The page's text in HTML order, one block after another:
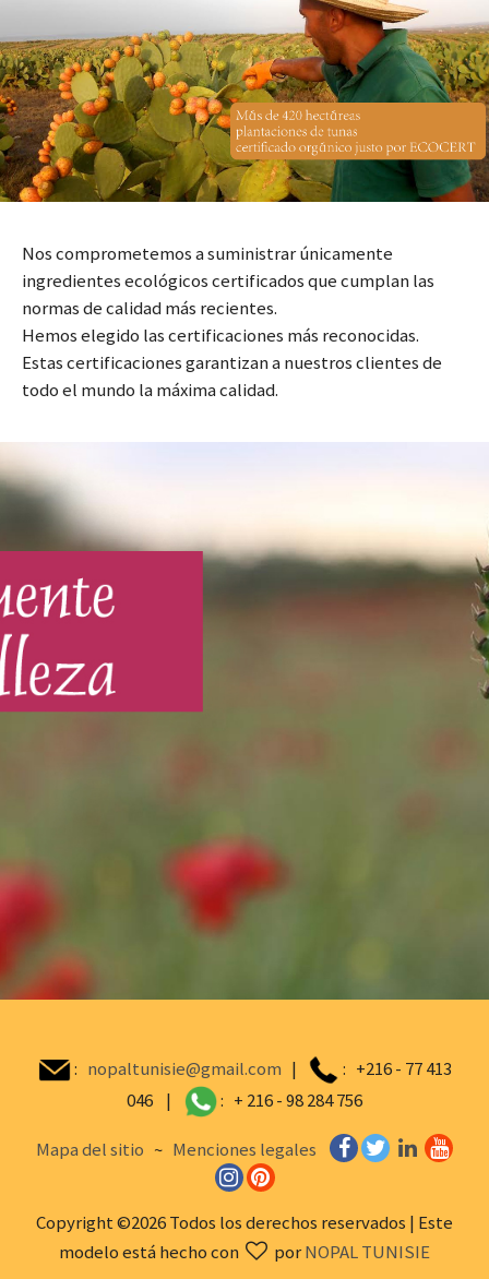
Nos comprometemos a suministrar únicamente
ingredientes ecológicos certificados que cumplan las
normas de calidad más recientes.
Hemos elegido las certificaciones más reconocidas.
Estas certificaciones garantizan a nuestros clientes de
todo el mundo la máxima calidad.
: nopaltunisie@gmail.com |
: +216 - 77 413
046 |
: + 216 - 98 284 756
Mapa del sitio ~ Menciones legales
Copyright ©2026 Todos los derechos reservados | Este
modelo está hecho con
porNOPAL TUNISIE